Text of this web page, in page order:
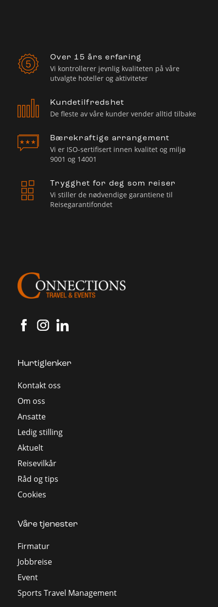
Over 15 års erfaring
Vi kontrollerer jevnlig kvaliteten på våre
utvalgte hoteller og aktiviteter
Kundetilfredshet
De fleste av våre kunder vender alltid tilbake
Bærekraftige arrangement
Vi er ISO-sertifisert innen kvalitet og miljø
9001 og 14001
Trygghet for deg som reiser
Vi stiller de nødvendige garantiene til
Reisegarantifondet
Hurtiglenker
Kontakt oss
Om oss
Ansatte
Ledig stilling
Aktuelt
Reisevilkår
Råd og tips
Cookies
Våre tjenester
Firmatur
Jobbreise
Event
Sports Travel Management